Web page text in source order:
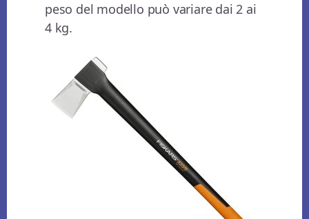
peso del modello può variare dai 2 ai
4 kg.